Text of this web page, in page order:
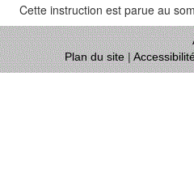
Cette instruction est parue au
Plan du site|